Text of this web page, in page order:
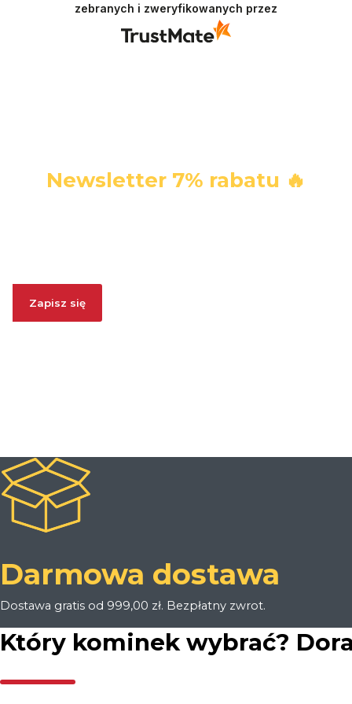
zebranych i zweryfikowanych przez
Newsletter 7% rabatu 🔥
Zapisz się
Darmowa dostawa
Dostawa gratis od 999,00 zł. Bezpłatny zwrot.
Który kominek wybrać?